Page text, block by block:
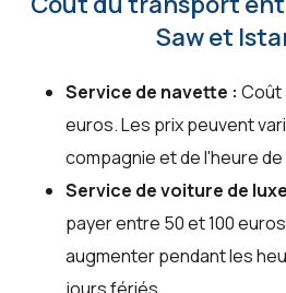
Saw et
Service de navette : Coût
euros. Les prix peuvent
compagnie et de l'heure
Service de voiture de
payer entre 50 et 100
augmenter pendant les